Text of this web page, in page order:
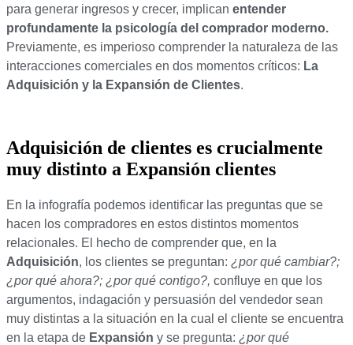
para generar ingresos y crecer, implican entender
profundamente la psicología del comprador moderno.
Previamente, es imperioso comprender la naturaleza de las
interacciones comerciales en dos momentos críticos: La
Adquisición y la Expansión de Clientes.
Adquisición de clientes es crucialmente
muy distinto a Expansión clientes
En la infografía podemos identificar las preguntas que se
hacen los compradores en estos distintos momentos
relacionales. El hecho de comprender que, en la
Adquisición, los clientes se preguntan: ¿por qué cambiar?;
¿por qué ahora?; ¿por qué contigo?, confluye en que los
argumentos, indagación y persuasión del vendedor sean
muy distintas a la situación en la cual el cliente se encuentra
en la etapa de Expansión y se pregunta: ¿por qué